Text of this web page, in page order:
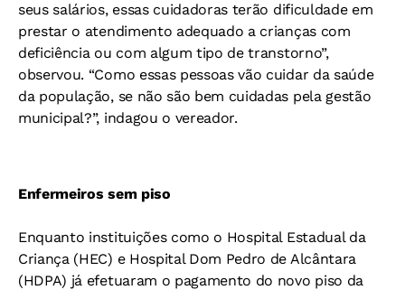
seus salários, essas cuidadoras terão dificuldade em
prestar o atendimento adequado a crianças com
deficiência ou com algum tipo de transtorno”,
observou. “Como essas pessoas vão cuidar da saúde
da população, se não são bem cuidadas pela gestão
municipal?”, indagou o vereador.
Enfermeiros sem piso
Enquanto instituições como o Hospital Estadual da
Criança (HEC) e Hospital Dom Pedro de Alcântara
(HDPA) já efetuaram o pagamento do novo piso da